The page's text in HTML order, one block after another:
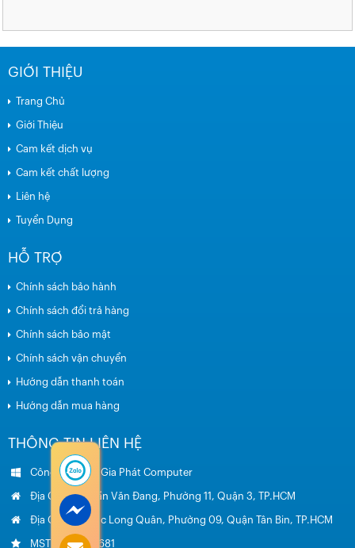
GIỚI THIỆU
Trang Chủ
Giới Thiệu
Cam kết dịch vụ
Cam kết chất lượng
Liên hệ
Tuyển Dụng
HỖ TRỢ
Chính sách bảo hành
Chính sách đổi trả hàng
Chính sách bảo mật
Chính sách vận chuyển
Hướng dẫn thanh toán
Hướng dẫn mua hàng
THÔNG TIN LIÊN HỆ
Công Ty TNHH Gia Phát Computer
Địa Chỉ: 153 Trần Văn Đang, Phường 11, Quận 3, TP.HCM
Địa Chỉ: 734 Lạc Long Quân, Phường 09, Quận Tân Bin, TP.HCM
MST: 0314843681